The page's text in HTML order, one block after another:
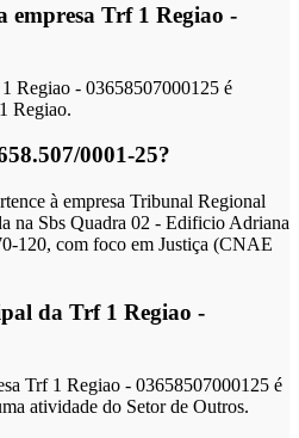
empresa Trf 1 Regiao -
Regiao - 03658507000125 é
Regiao.
0001-25?
à empresa Tribunal Regional
na Sbs Quadra 02 - Edificio Adriana
120, com foco em Justiça (CNAE
da Trf 1 Regiao -
Trf 1 Regiao - 03658507000125 é
atividade do Setor de Outros.